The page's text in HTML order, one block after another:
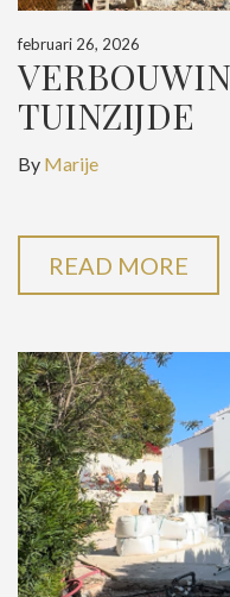
februari 26, 2026
TUINZIJDE
By Marije
READ MORE